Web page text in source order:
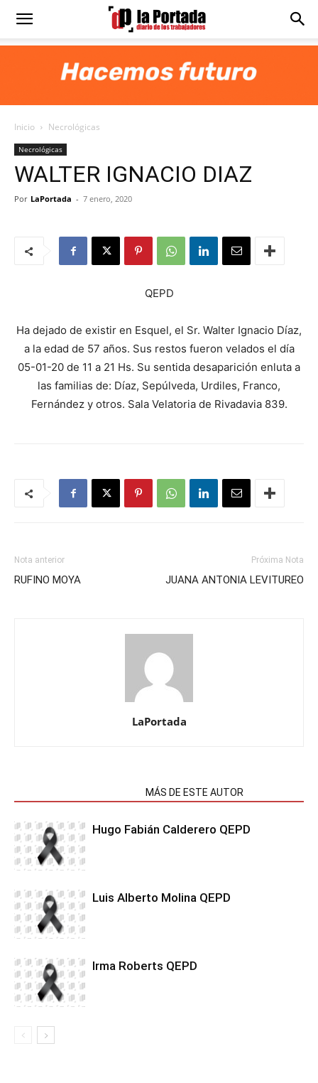
Diario
Portada
Inicio Necrológicas
Necrológicas
WALTER IGNACIO DIAZ
Por LaPortada - 7 enero, 2020
QEPD
Ha dejado de existir en Esquel, el Sr. Walter Ignacio Díaz,
a la edad de 57 años. Sus restos fueron velados el día
05-01-20 de 11 a 21 Hs. Su sentida desaparición enluta a
las familias de: Díaz, Sepúlveda, Urdiles, Franco,
Fernández y otros. Sala Velatoria de Rivadavia 839.
Nota anterior
RUFINO MOYA
Próxima Nota
JUANA ANTONIA LEVITUREO
LaPortada
MÁS DE ESTE AUTOR
Hugo Fabián Calderero QEPD
Luis Alberto Molina QEPD
Irma Roberts QEPD